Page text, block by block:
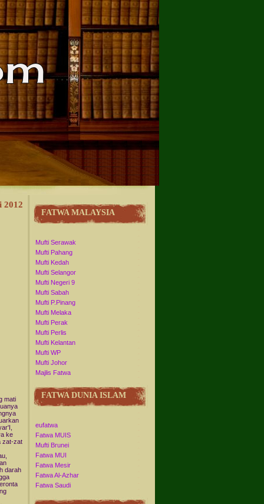
2012
mati
ke
zat-zat
darah
FATWA MALAYSIA
Mufti Serawak
Mufti Pahang
Mufti Kedah
Mufti Selangor
Mufti Negeri 9
Mufti Sabah
Mufti P.Pinang
Mufti Melaka
Mufti Perak
Mufti Perlis
Mufti Kelantan
Mufti WP
Mufti Johor
Majlis Fatwa
FATWA DUNIA ISLAM
eufatwa
Fatwa MUIS
Mufti Brunei
Fatwa MUI
Fatwa Mesir
Fatwa Al-Azhar
Fatwa Saudi